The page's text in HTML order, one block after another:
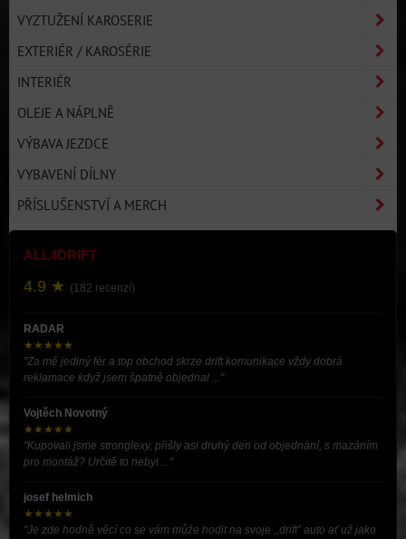
VYZTUŽENÍ KAROSERIE
EXTERIÉR / KAROSÉRIE
INTERIÉR
OLEJE A NÁPLNĚ
VÝBAVA JEZDCE
VYBAVENÍ DÍLNY
PŘÍSLUŠENSTVÍ A MERCH
ALL4DRIFT
4.9 ★ (182 recenzí)
RADAR
★★★★★
"Za mě jediný fér a top obchod skrze drift komunikace vždy dobrá
reklamace když jsem špatně objednal ..."
Vojtěch Novotný
★★★★★
"Kupovali jsme stronglexy, přišly asi druhý den od objednání, s mazáním
pro montáž? Určitě to nebyl ..."
josef helmich
★★★★★
"Je zde hodně věcí co se vám může hodit na svoje ,,drift” auto ať už jako